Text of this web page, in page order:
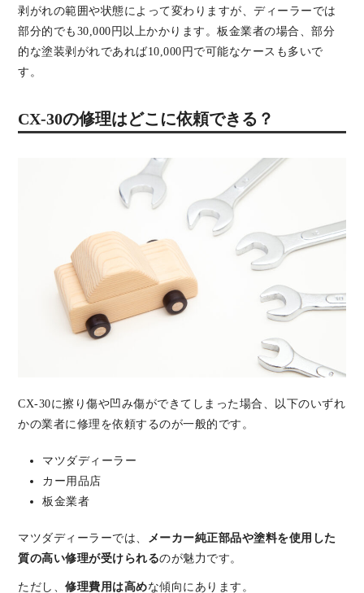
剥がれの範囲や状態によって変わりますが、ディーラーでは
部分的でも30,000円以上かかります。板金業者の場合、部分
的な塗装剥がれであれば10,000円で可能なケースも多いで
す。
CX-30の修理はどこに依頼できる？
CX-30に擦り傷や凹み傷ができてしまった場合、以下のいずれ
かの業者に修理を依頼するのが一般的です。
マツダディーラー
カー用品店
板金業者
マツダディーラーでは、
メーカー純正部品や塗料を使用した
質の高い修理が受けられるのが魅力です。
ただし、 修理費用は高めな傾向にあります。